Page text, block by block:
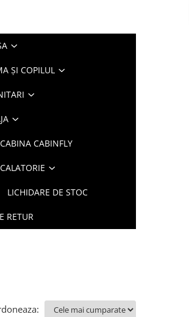
ȘI COPILUL
CABINFLY
LICHIDARE DE STOC
RETUR